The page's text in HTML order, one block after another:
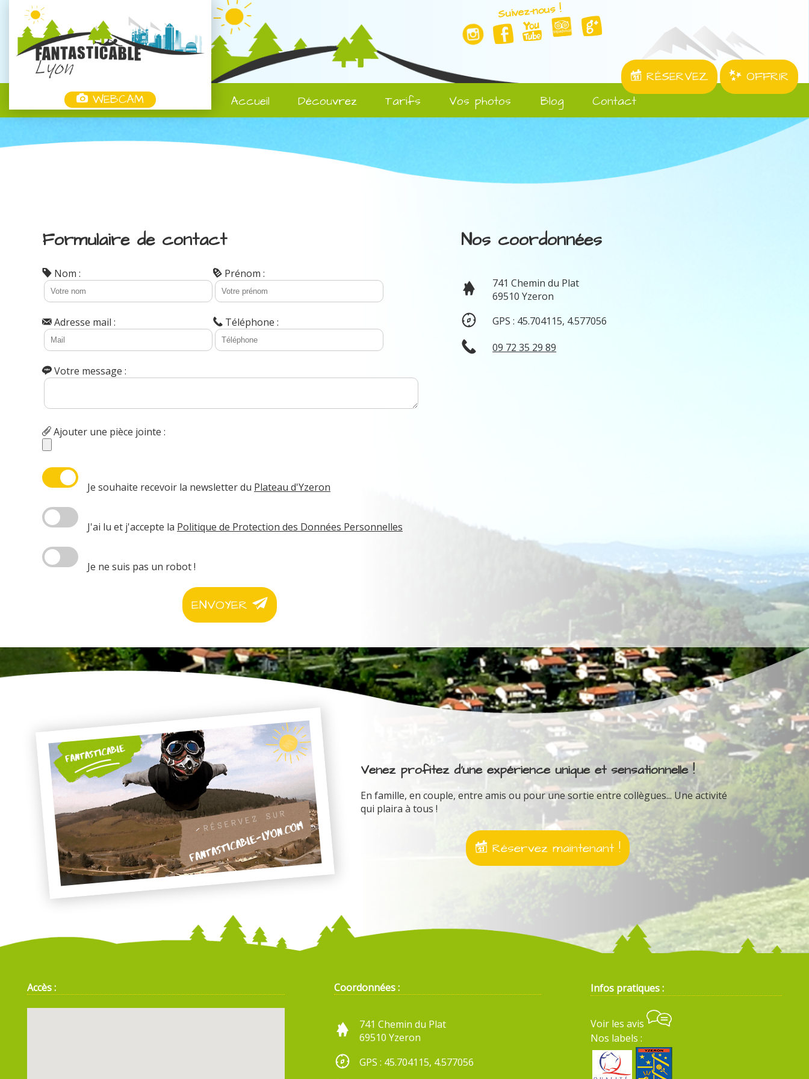
WEBCAM
Suivez-nous !
RÉSERVEZ
OFFRIR
Accueil
Découvrez Tarifs Vos photos Blog Contact
Formulaire de contact
Nom : Prénom :
Adresse mail : Téléphone :
Votre message :
Ajouter une pièce jointe :
Je souhaite recevoir la newsletter du Plateau d'Yzeron
J'ai lu et j'accepte la Politique de Protection des Données Personnelles
Je ne suis pas un robot !
ENVOYER
Nos coordonnées
741 Chemin du Plat
69510 Yzeron
GPS : 45.704115, 4.577056
09 72 35 29 89
Venez profitez d'une expérience unique et sensationnelle !
En famille, en couple, entre amis ou pour une sortie entre collègues... Une activité
qui plaira à tous !
Réservez maintenant !
Accès : Coordonnées :
741 Chemin du Plat
69510 Yzeron
GPS : 45.704115, 4.577056
Infos pratiques :
Voir les avis
Nos labels :